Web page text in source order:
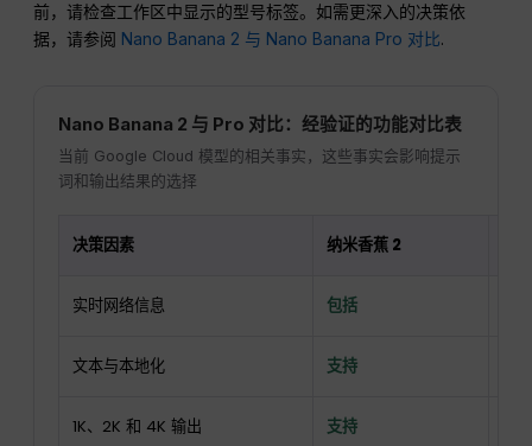
前，请检查工作区中显示的型号标签。如需更深入的决策依
据，请参阅 Nano Banana 2 与 Nano Banana Pro 对比.
Nano Banana 2 与 Pro 对比：经验证的功能对比表
当前 Google Cloud 模型的相关事实，这些事实会影响提示
词和输出结果的选择
决策因素 纳米香蕉 2
实时网络信息 包括
文本与本地化 支持
1K、2K 和 4K 输出 支持